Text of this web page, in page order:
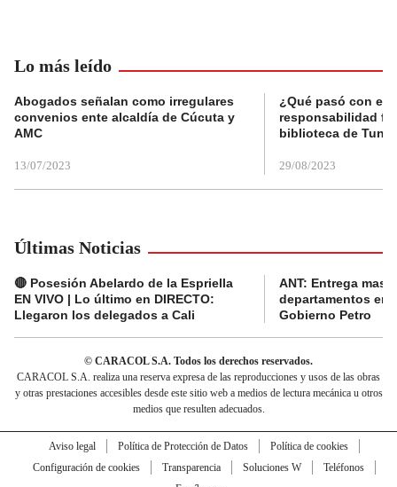
Lo más leído
Abogados señalan como irregulares
convenios ente alcaldía de Cúcuta y
AMC
13/07/2023
¿Qué pasó con el
responsabilidad
biblioteca de
29/08/2023
Últimas Noticias
🔴 Posesión Abelardo de la Espriella
EN VIVO | Lo último en DIRECTO:
Llegaron los delegados a Cali
ANT: Entrega
departamentos en
Gobierno Petro
© CARACOL S.A. Todos los derechos reservados.
CARACOL S.A. realiza una reserva expresa de las reproducciones y usos de las obras
y otras prestaciones accesibles desde este sitio web a medios de lectura mecánica u otros
medios que resulten adecuados.
Aviso legal Política de Protección de Datos
Política de cookies
Configuración de cookies
Transparencia Soluciones W
Teléfonos